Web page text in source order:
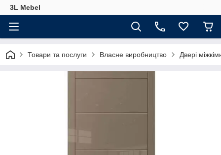
3L Mebel
Товари та послуги Власне виробництво Двері